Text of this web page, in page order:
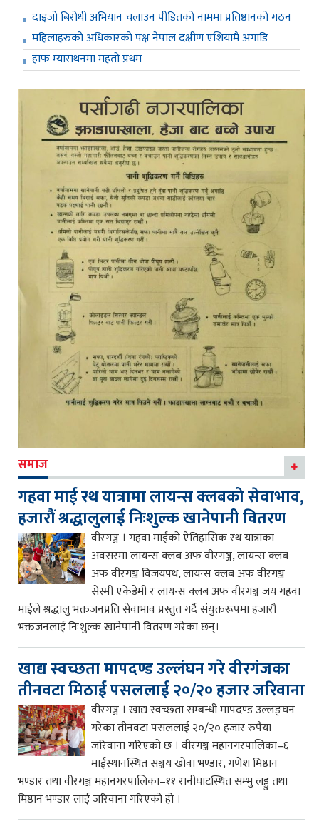
दाइजो बिरोधी अभियान चलाउन पीडितको नाममा प्रतिष्ठानको गठन
महिलाहरुको अधिकारको पक्ष नेपाल दक्षीण एशियामै अगाडि
हाफ म्याराथनमा महतो प्रथम
समाज
गहवा माई रथ यात्रामा लायन्स क्लबको सेवाभाव,
हजारौं श्रद्धालुलाई निःशुल्क खानेपानी वितरण
वीरगञ्ज । गहवा माईको ऐतिहासिक रथ यात्राका
अवसरमा लायन्स क्लब अफ वीरगञ्ज, लायन्स क्लब
अफ वीरगञ्ज विजयपथ, लायन्स क्लब अफ वीरगञ्ज
सेस्मी एकेडेमी र लायन्स क्लब अफ वीरगञ्ज जय गहवा
माईले श्रद्धालु भक्तजनप्रति सेवाभाव प्रस्तुत गर्दै संयुक्तरूपमा हजारौं
भक्तजनलाई निःशुल्क खानेपानी वितरण गरेका छन्।
खाद्य स्वच्छता मापदण्ड उल्लंघन गरे वीरगंजका
तीनवटा मिठाई पसललाई २०/२० हजार जरिवाना
वीरगञ्ज । खाद्य स्वच्छता सम्बन्धी मापदण्ड उल्लङ्घन
गरेका तीनवटा पसललाई २०/२० हजार रुपैया
जरिवाना गरिएको छ । वीरगञ्ज महानगरपालिका–६
माईस्थानस्थित सञ्जय खोवा भण्डार, गणेश मिष्ठान
भण्डार तथा वीरगञ्ज महानगरपालिका–११ रानीघाटस्थित सम्भु लड्डु तथा
मिष्ठान भण्डार लाई जरिवाना गरिएको हो ।